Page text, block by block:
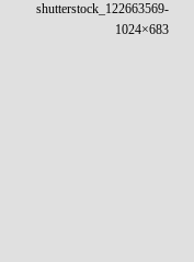
shutterstock_122663569-
1024×683